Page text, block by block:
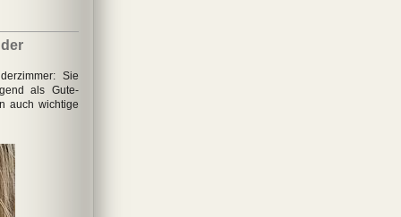
Sie
als Gute-
auch wichtige